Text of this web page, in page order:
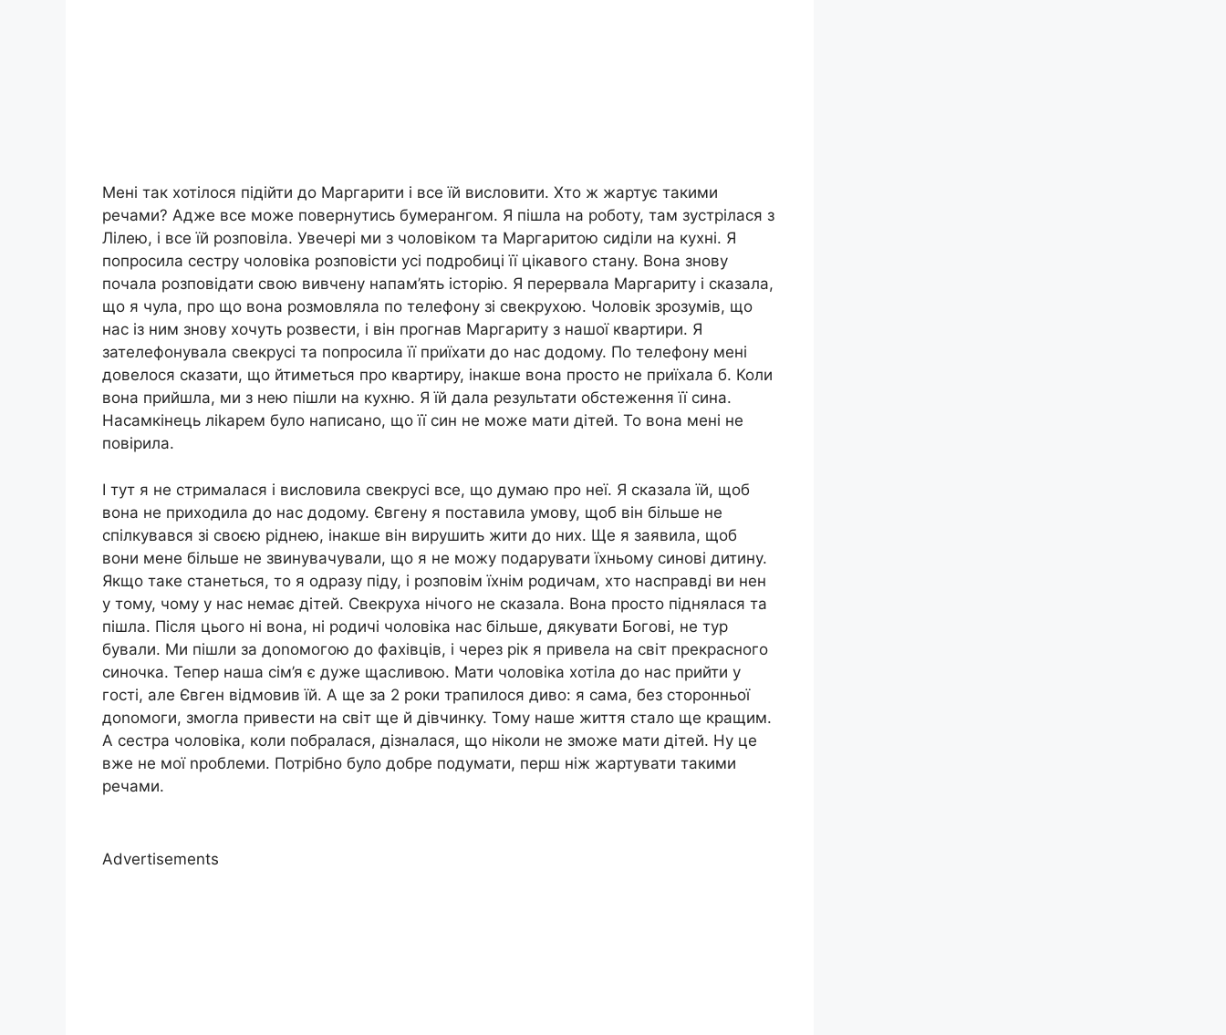
Мені так хотілося підійти до Маргарити і все їй висловити. Хто ж жартує такими
речами? Адже все може повернутись бумерангом. Я пішла на роботу, там зустрілася з
Лілею, і все їй розповіла. Увечері ми з чоловіком та Маргаритою сиділи на кухні. Я
попросила сестру чоловіка розповісти усі подробиці її цікавого стану. Вона знову
почала розповідати свою вивчену напам’ять історію. Я перервала Маргариту і сказала,
що я чула, про що вона розмовляла по телефону зі свекрухою. Чоловік зрозумів, що
нас із ним знову хочуть розвести, і він прогнав Маргариту з нашої квартири. Я
зателефонувала свекрусі та попросила її приїхати до нас додому. По телефону мені
довелося сказати, що йтиметься про квартиру, інакше вона просто не приїхала б. Коли
вона прийшла, ми з нею пішли на кухню. Я їй дала результати обстеження її сина.
Насамкінець ліkарем було написано, що її син не може мати дітей. То вона мені не
повірила.
І тут я не стрималася і висловила свекрусі все, що думаю про неї. Я сказала їй, щоб
вона не приходила до нас додому. Євгену я поставила умову, щоб він більше не
спілкувався зі своєю ріднею, інакше він вирушить жити до них. Ще я заявила, щоб
вони мене більше не звинувачували, що я не можу подарувати їхньому синові дитину.
Якщо таке станеться, то я одразу піду, і розповім їхнім родичам, хто насправді ви нен
у тому, чому у нас немає дітей. Свекруха нічого не сказала. Вона просто піднялася та
пішла. Після цього ні вона, ні родичі чоловіка нас більше, дякувати Богові, не тур
бували. Ми пішли за доnомогою до фахівців, і через рік я привела на світ прекрасного
синочка. Тепер наша сім’я є дуже щасливою. Мати чоловіка хотіла до нас прийти у
гості, але Євген відмовив їй. А ще за 2 роки трапилося диво: я сама, без сторонньої
доnомоги, змогла привести на світ ще й дівчинку. Тому наше життя стало ще кращим.
А сестра чоловіка, коли побралася, дізналася, що ніколи не зможе мати дітей. Ну це
вже не мої nроблеми. Потрібно було добре подумати, перш ніж жартувати такими
речами.
Advertisements